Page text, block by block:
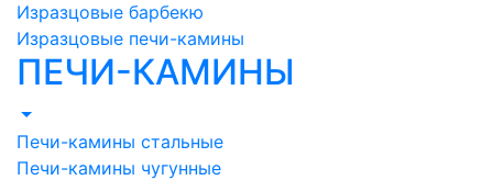
Изразцовые барбекю
Изразцовые печи-камины
ПЕЧИ-КАМИНЫ
Печи-камины стальные
Печи-камины чугунные